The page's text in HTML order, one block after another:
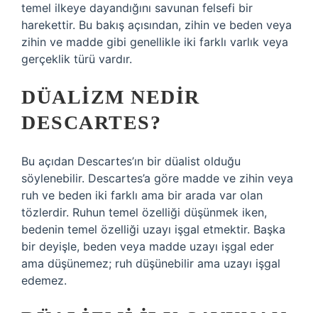
temel ilkeye dayandığını savunan felsefi bir
harekettir. Bu bakış açısından, zihin ve beden veya
zihin ve madde gibi genellikle iki farklı varlık veya
gerçeklik türü vardır.
DÜALIZM NEDIR
DESCARTES?
Bu açıdan Descartes’ın bir düalist olduğu
söylenebilir. Descartes’a göre madde ve zihin veya
ruh ve beden iki farklı ama bir arada var olan
tözlerdir. Ruhun temel özelliği düşünmek iken,
bedenin temel özelliği uzayı işgal etmektir. Başka
bir deyişle, beden veya madde uzayı işgal eder
ama düşünemez; ruh düşünebilir ama uzayı işgal
edemez.